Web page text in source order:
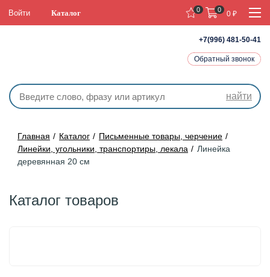
+7(996) 481-50-41
Обратный звонок
Войти Каталог
найти
0 0
0 ₽
Главная Каталог
Письменные товары, черчение
Линейки, угольники, транспортиры, лекала
Линейка
деревянная 20 см
Каталог товаров